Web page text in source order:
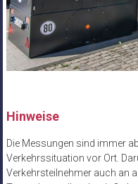
Hinweise
Die Messungen sind immer
Verkehrssituation vor Ort.
Verkehrsteilnehmer auch an